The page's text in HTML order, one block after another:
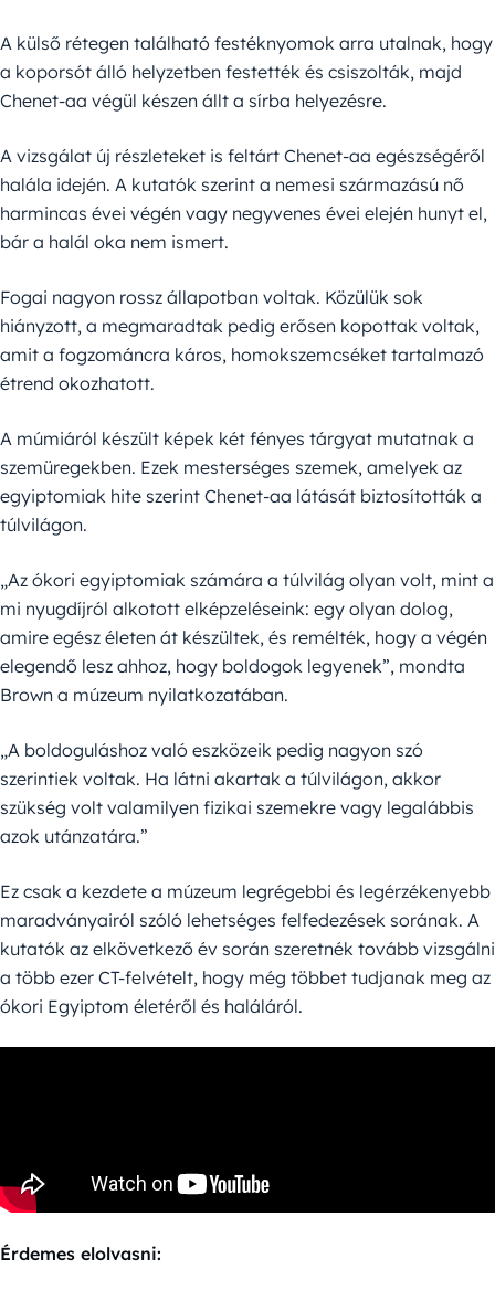
A külső rétegen található festéknyomok arra utalnak, hogy
a koporsót álló helyzetben festették és csiszolták, majd
Chenet-aa végül készen állt a sírba helyezésre.
A vizsgálat új részleteket is feltárt Chenet-aa egészségéről
halála idején. A kutatók szerint a nemesi származású nő
harmincas évei végén vagy negyvenes évei elején hunyt el,
bár a halál oka nem ismert.
Fogai nagyon rossz állapotban voltak. Közülük sok
hiányzott, a megmaradtak pedig erősen kopottak voltak,
amit a fogzománcra káros, homokszemcséket tartalmazó
étrend okozhatott.
A múmiáról készült képek két fényes tárgyat mutatnak a
szemüregekben. Ezek mesterséges szemek, amelyek az
egyiptomiak hite szerint Chenet-aa látását biztosították a
túlvilágon.
„Az ókori egyiptomiak számára a túlvilág olyan volt, mint a
mi nyugdíjról alkotott elképzeléseink: egy olyan dolog,
amire egész életen át készültek, és remélték, hogy a végén
elegendő lesz ahhoz, hogy boldogok legyenek”, mondta
Brown a múzeum nyilatkozatában.
„A boldoguláshoz való eszközeik pedig nagyon szó
szerintiek voltak. Ha látni akartak a túlvilágon, akkor
szükség volt valamilyen fizikai szemekre vagy legalábbis
azok utánzatára.”
Ez csak a kezdete a múzeum legrégebbi és legérzékenyebb
maradványairól szóló lehetséges felfedezések sorának. A
kutatók az elkövetkező év során szeretnék tovább vizsgálni
a több ezer CT-felvételt, hogy még többet tudjanak meg az
ókori Egyiptom életéről és haláláról.
Érdemes elolvasni: